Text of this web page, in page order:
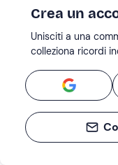
appassionati di
Regalare
Regalare
Protetta del
apprezzata da chi
Crea un
Unisciti a una
colleziona ricordi